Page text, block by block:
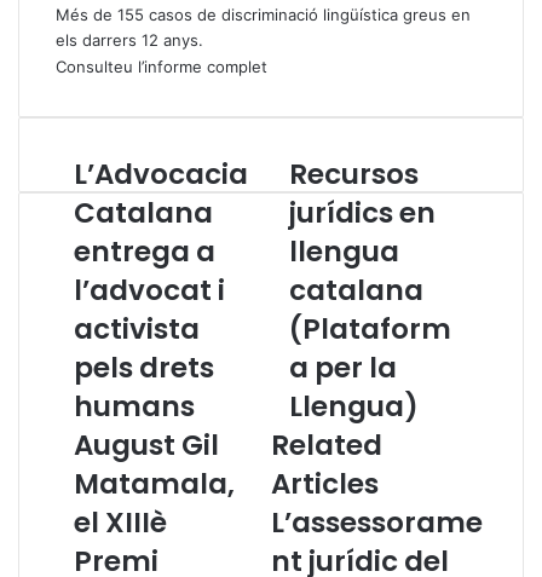
Més de 155 casos de discriminació lingüística greus en
els darrers 12 anys.
Consulteu l’informe complet
L
’
A
d
c
a
c
i
a
C
a
t
a
l
a
L’Advocacia
Catalana
entrega a
l’advocat i
activista
pels drets
humans
August Gil
Matamala,
el XIIIè
Premi
R
e
u
s
o
s
j
u
r
í
i
c
s
e
Recursos
jurídics en
llengua
catalana
(Plataform
a per la
Llengua)
Related
Articles
L’assessorame
nt jurídic del